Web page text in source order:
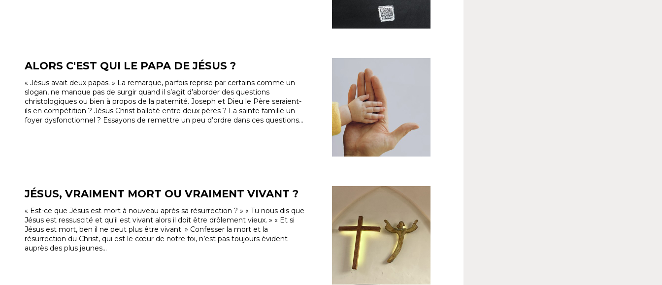
ALORS C'EST QUI LE PAPA DE JÉSUS ?
« Jésus avait deux papas. » La remarque, parfois reprise par certains comme un
slogan, ne manque pas de surgir quand il s’agit d’aborder des questions
christologiques ou bien à propos de la paternité. Joseph et Dieu le Père seraient-
ils en compétition ? Jésus Christ balloté entre deux pères ? La sainte famille un
foyer dysfonctionnel ? Essayons de remettre un peu d’ordre dans ces questions…
JÉSUS, VRAIMENT MORT OU VRAIMENT VIVANT ?
« Est-ce que Jésus est mort à nouveau après sa résurrection ? » « Tu nous dis que
Jésus est ressuscité et qu'il est vivant alors il doit être drôlement vieux. » « Et si
Jésus est mort, ben il ne peut plus être vivant. » Confesser la mort et la
résurrection du Christ, qui est le cœur de notre foi, n’est pas toujours évident
auprès des plus jeunes…